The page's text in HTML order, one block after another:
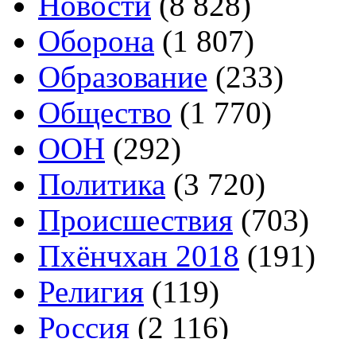
Оборона (1 807)
Образование (233)
Общество (1 770)
ООН (292)
Политика (3 720)
Происшествия (703)
Пхёнчхан 2018 (191)
Религия (119)
Россия (2 116)